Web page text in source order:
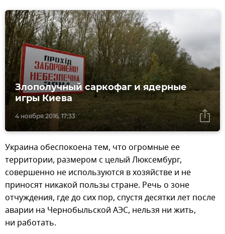
4 ноября 2016, 17:33
Злополучный саркофаг и ядерные
игры Киева
Украина обеспокоена тем, что огромные ее
территории, размером с целый Люксембург,
совершенно не используются в хозяйстве и не
приносят никакой пользы стране. Речь о зоне
отчуждения, где до сих пор, спустя десятки лет после
аварии на Чернобыльской АЭС, нельзя ни жить,
ни работать.